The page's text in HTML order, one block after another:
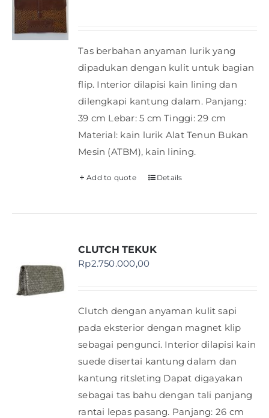
Shop
Tas berbahan anyaman lurik yang
dipadukan dengan kulit untuk bagian
flip. Interior dilapisi kain lining dan
dilengkapi kantung dalam. Panjang:
39 cm Lebar: 5 cm Tinggi: 29 cm
Material: kain lurik Alat Tenun Bukan
Mesin (ATBM), kain lining.
Add to quote Details
CLUTCH TEKUK
Rp2.750.000,00
Clutch dengan anyaman kulit sapi
pada eksterior dengan magnet klip
sebagai pengunci. Interior dilapisi kain
suede disertai kantung dalam dan
kantung ritsleting Dapat digayakan
sebagai tas bahu dengan tali panjang
rantai lepas pasang. Panjang: 26 cm